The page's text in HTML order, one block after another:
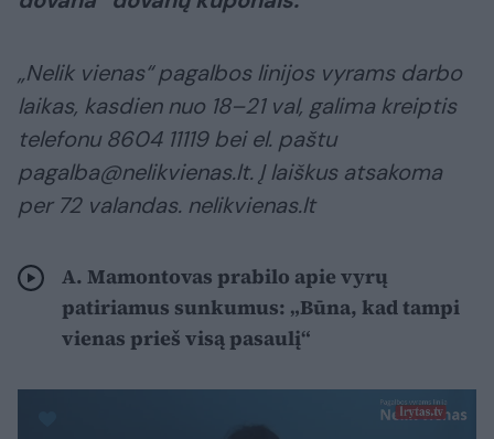
„Nelik vienas“ pagalbos linijos vyrams darbo
laikas, kasdien nuo 18–21 val, galima kreiptis
telefonu 8604 11119 bei el. paštu
pagalba@nelikvienas.lt. Į laiškus atsakoma
per 72 valandas. nelikvienas.lt
A. Mamontovas prabilo apie vyrų
patiriamus sunkumus: „Būna, kad tampi
vienas prieš visą pasaulį“